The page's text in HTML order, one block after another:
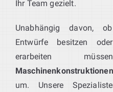
Ihr Team gezielt.
Unabhängig davon,
Entwürfe besitzen
erarbeiten
Maschinenkonstruktionen
um. Unsere